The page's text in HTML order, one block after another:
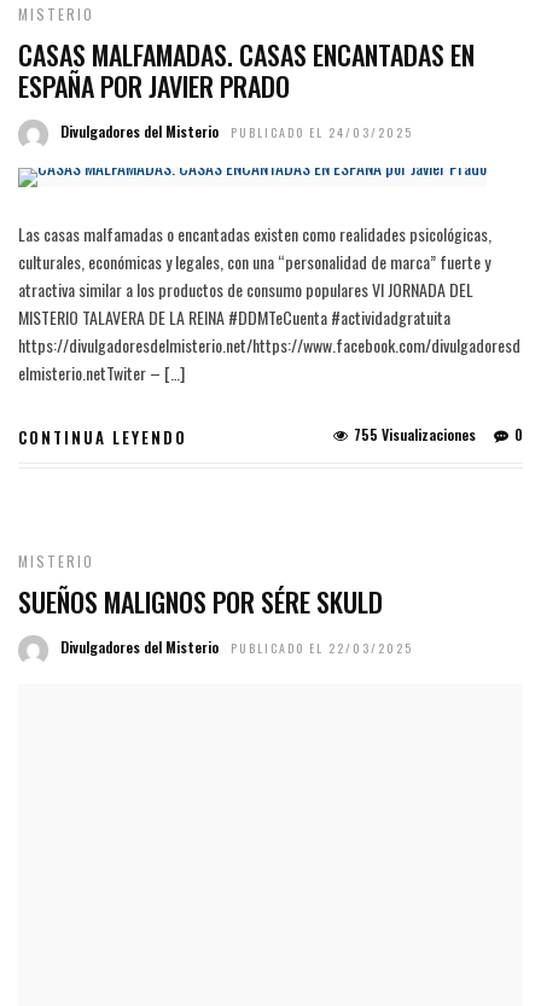
MISTERIO
CASAS MALFAMADAS. CASAS ENCANTADAS EN
ESPAÑA POR JAVIER PRADO
Divulgadores del Misterio PUBLICADO EL 24/03/2025
Las casas malfamadas o encantadas existen como realidades psicológicas,
culturales, económicas y legales, con una “personalidad de marca” fuerte y
atractiva similar a los productos de consumo populares VI JORNADA DEL
MISTERIO TALAVERA DE LA REINA #DDMTeCuenta #actividadgratuita
https://divulgadoresdelmisterio.net/https://www.facebook.com/divulgadoresd
elmisterio.netTwiter – […]
CONTINUA LEYENDO 0
755 Visualizaciones
MISTERIO
SUEÑOS MALIGNOS POR SÉRE SKULD
Divulgadores del Misterio PUBLICADO EL 22/03/2025